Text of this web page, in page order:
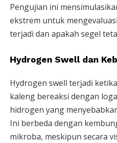
Pengujian ini
ekstrem untuk
terjadi dan apakah segel
Hydrogen Swell dan
Hydrogen swell terjadi
kaleng bereaksi dengan
hidrogen yang
Ini berbeda dengan
mikroba, meskipun secara